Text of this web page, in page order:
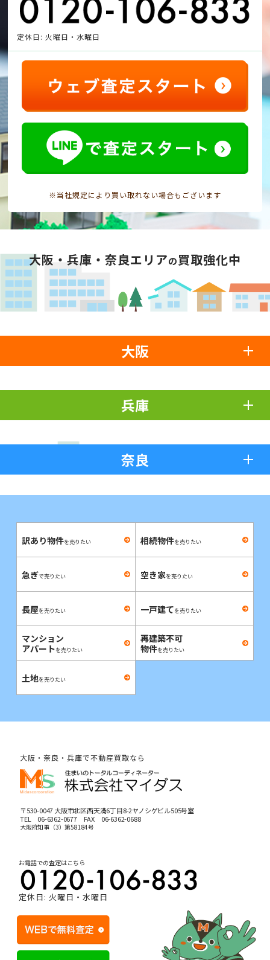
定休日: 火曜日・水曜日
※当社規定により買い取れない場合もございます
大阪・兵庫・奈良エリアの買取強化中
大阪
兵庫
奈良
訳あり物件を売りたい 相続物件を売りたい
急ぎで売りたい 空き家を売りたい
長屋を売りたい 一戸建てを売りたい
マンション
アパートを売りたい
再建築不可
物件を売りたい
土地を売りたい
大阪・奈良・兵庫で不動産買取なら
〒530-0047 大阪市北区西天満6丁目8-2ヤノシゲビル505号室
TEL 06-6362-0677FAX 06-6362-0688
大阪府知事（3）第58184号
お電話での査定はこちら
定休日: 火曜日・水曜日